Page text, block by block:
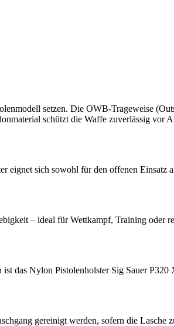
setzen. Die OWB-Trageweise
schützt die Waffe zuverlässig vor
eignet sich sowohl für den offenen Einsatz
– ideal für Wettkampf, Training oder
das Nylon Pistolenholster Sig Sauer
gereinigt werden, sofern die Lasche